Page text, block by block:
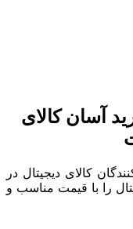
آسان کالای
کالای دیجیتال در
را با قیمت مناسب و